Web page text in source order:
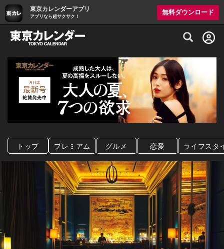
東京カレンダーアプリ
アプリなら超サクサク！
無料ダウンロード
グルメ情報・プレミアムレストラン予約
トップ プレミアム グルメ 恋愛 ライフスタ